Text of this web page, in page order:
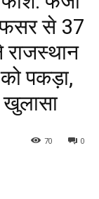
से 37
राजस्थान
पकड़ा,
खुलासा
0
70